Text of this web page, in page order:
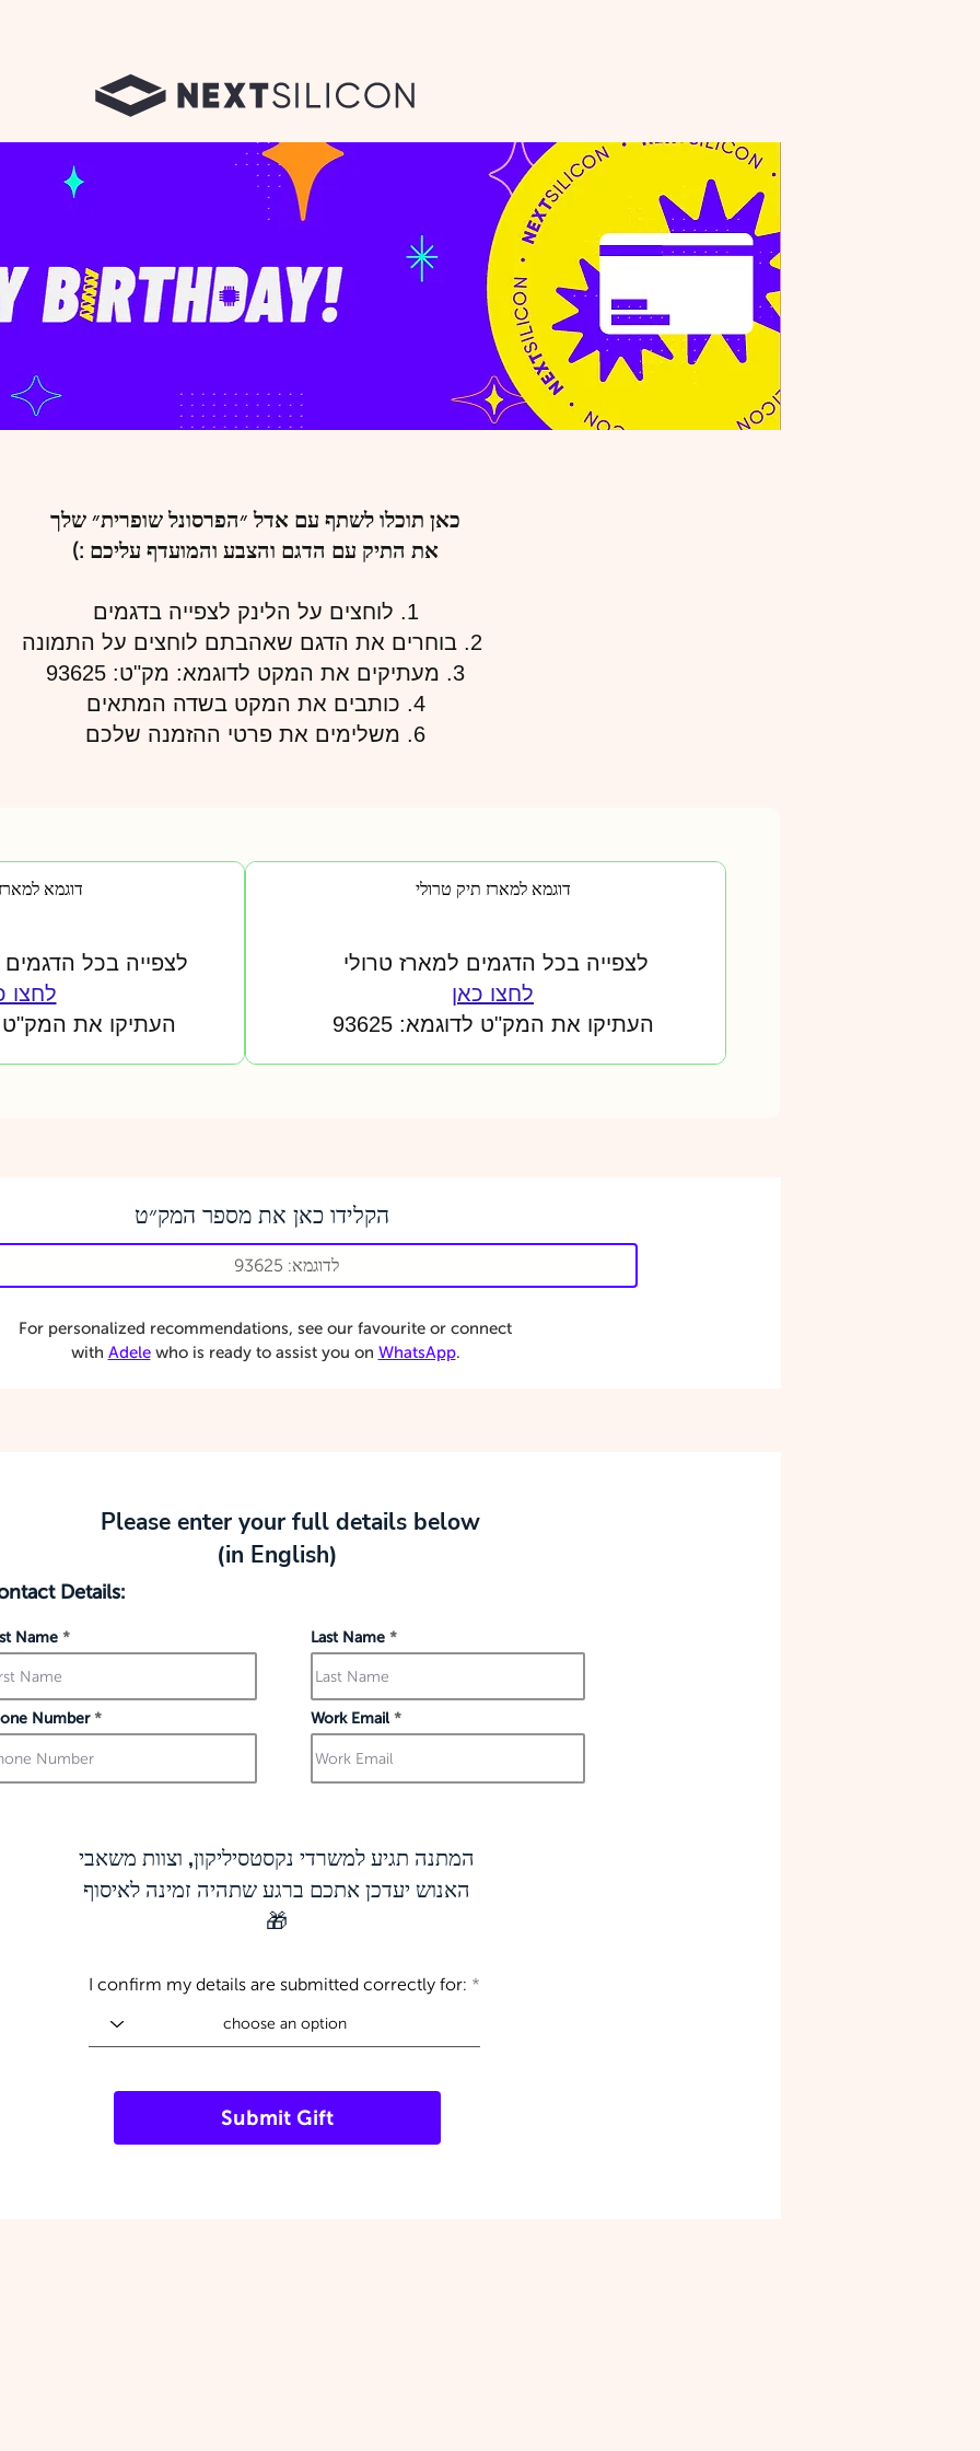
כאן תוכלו לשתף עם אדל ״הפרסונל שופרית״ שלך
את התיק עם הדגם והצבע והמועדף עליכם :)
1. לוחצים על הלינק לצפייה בדגמים
3. מעתיקים את המקט לדוגמא: מק"ט: 93625
4. כותבים את המקט בשדה המתאים
6. משלימים את פרטי ההזמנה שלכם
דוגמא
לצפייה בכל הדגמים
לחצו
העתיקו את המק"ט
דוגמא למארז תיק טרולי
לצפייה בכל הדגמים למארז טרולי
לחצו כאן
העתיקו את המק"ט לדוגמא: 93625
For personalized recommendations, see our favourite or connect
with Adelewho is ready to assist you on WhatsApp.
Please enter your full details below
(in English)
Details:
Name
Number
Last Name
Work Email
המתנה תגיע למשרדי נקסטסיליקון, וצוות משאבי
האנוש יעדכן אתכם ברגע שתהיה זמינה לאיסוף
🎁
I confirm my details are submitted correctly for:
Submit Gift